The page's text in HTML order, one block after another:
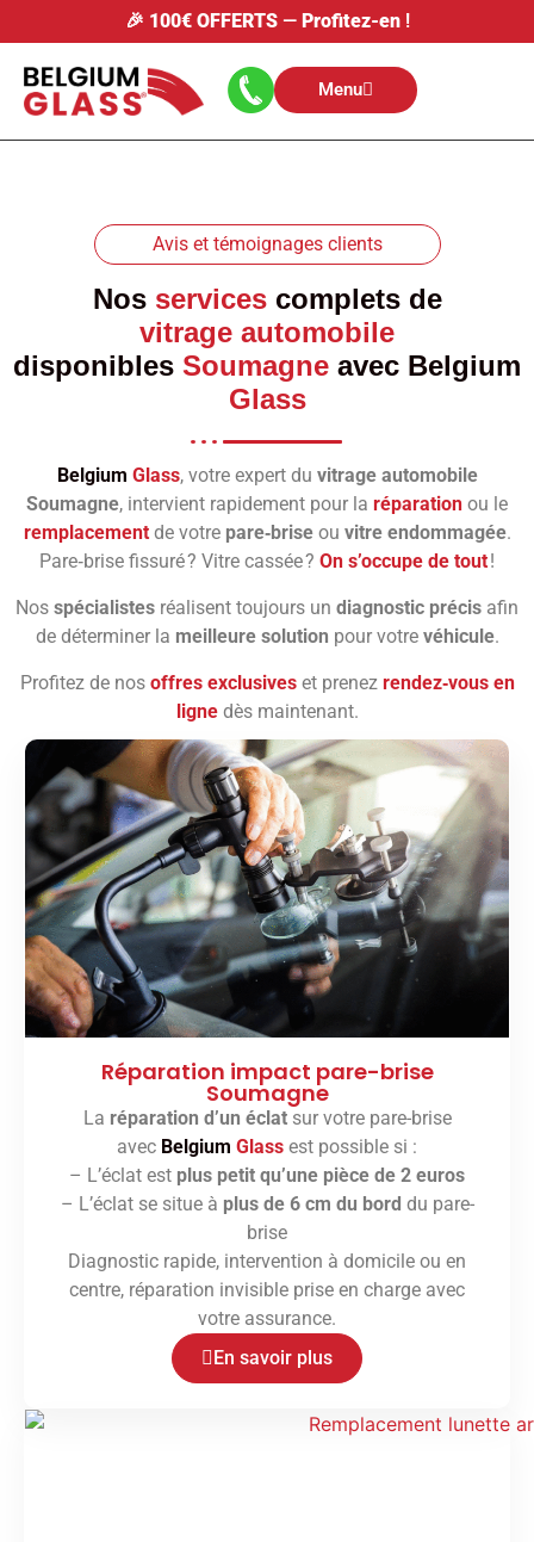
🎉 100€ OFFERTS— Profitez-en!
Menu
Avis et témoignages clients
Nos servicescomplets de
vitrage automobile
disponibles Soumagne avec Belgium
Glass
Belgium Glass, votre expert du vitrage automobile
Soumagne, intervient rapidement pour la réparation ou le
remplacementde votre pare‑briseou vitre endommagée.
Pare‑brise fissuré ? Vitre cassée ? On s’occupe de tout!
Nos spécialistes réalisent toujours un diagnostic précis afin
de déterminer la meilleure solution pour votre véhicule.
Profitez de nos offres exclusiveset prenez rendez‑vous en
lignedès maintenant.
Réparation impact pare-brise
Soumagne
La réparation d’un éclatsur votre pare-brise
avec Belgium Glass est possible si :
– L’éclat est plus petit qu’une pièce de 2 euros
– L’éclat se situe à plus de 6 cm du bord du pare-
brise
Diagnostic rapide, intervention à domicile ou en
centre, réparation invisible prise en charge avec
votre assurance.
En savoir plus